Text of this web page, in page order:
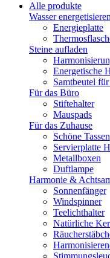
Alle produkte
Wasser energetisieren
Energieplatte​
Steine aufladen
Energetische
Samtbeutel
Für das Büro
Stiftehalter
Mauspads
Für das Zuhause
Schöne Tassen
Servierplatte
Metallboxen
Duftlampe
Harmonie &
Sonnenfänger
Windspinner
Teelichthalter
Natürliche